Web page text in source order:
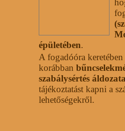
épületében.
A fogadóóra
korábban
szabálysértés
tájékoztatást kapni a
lehetőségekről.